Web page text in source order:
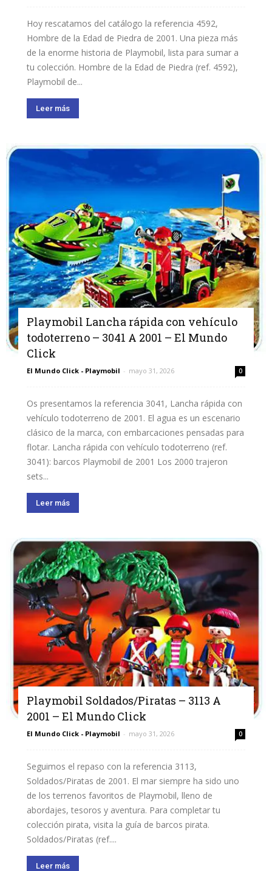
Hoy rescatamos del catálogo la referencia 4592,
Hombre de la Edad de Piedra de 2001. Una pieza más
de la enorme historia de Playmobil, lista para sumar a
tu colección. Hombre de la Edad de Piedra (ref. 4592),
Playmobil de...
Leer más
Playmobil Lancha rápida con vehículo
todoterreno – 3041 A 2001 – El Mundo
Click
El Mundo Click - Playmobil - mayo 31, 2026 0
Os presentamos la referencia 3041, Lancha rápida con
vehículo todoterreno de 2001. El agua es un escenario
clásico de la marca, con embarcaciones pensadas para
flotar. Lancha rápida con vehículo todoterreno (ref.
3041): barcos Playmobil de 2001 Los 2000 trajeron
sets...
Leer más
Playmobil Soldados/Piratas – 3113 A
2001 – El Mundo Click
El Mundo Click - Playmobil - mayo 31, 2026 0
Seguimos el repaso con la referencia 3113,
Soldados/Piratas de 2001. El mar siempre ha sido uno
de los terrenos favoritos de Playmobil, lleno de
abordajes, tesoros y aventura. Para completar tu
colección pirata, visita la guía de barcos pirata.
Soldados/Piratas (ref....
Leer más